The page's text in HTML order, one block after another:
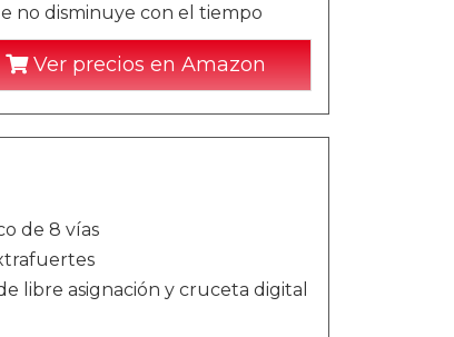
no disminuye con el tiempo
Ver precios en Amazon
de 8 vías
libre asignación y cruceta digital